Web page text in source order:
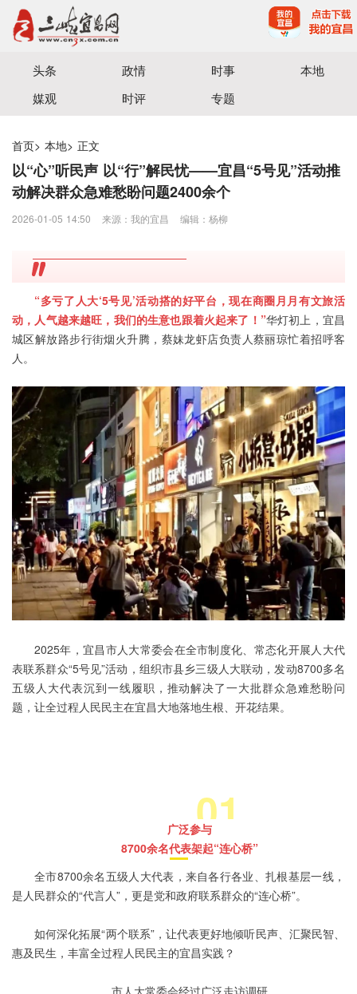
宜昌三峡融媒体中心主办
头条 政情 时事
本地
媒观
时评 专题
首页> 本地> 正文
以“心”听民声 以“行”解民忧——宜昌“5号见”活动推
动解决群众急难愁盼问题2400余个
2026-01-05 14:50 来源：我的宜昌 编辑：杨柳
“多亏了人大‘5号见’活动搭的好平台，现在商圈月月有文旅活
动，人气越来越旺，我们的生意也跟着火起来了！”华灯初上，宜昌
城区解放路步行街烟火升腾，蔡妹龙虾店负责人蔡丽琼忙着招呼客
人。
2025年，宜昌市人大常委会在全市制度化、常态化开展人大代
表联系群众“5号见”活动，组织市县乡三级人大联动，发动8700多名
五级人大代表沉到一线履职，推动解决了一大批群众急难愁盼问
题，让全过程人民民主在宜昌大地落地生根、开花结果。
01
广泛参与
8700余名代表架起“连心桥”
全市8700余名五级人大代表，来自各行各业、扎根基层一线，
是人民群众的“代言人”，更是党和政府联系群众的“连心桥”。
如何深化拓展“两个联系”，让代表更好地倾听民声、汇聚民智、
惠及民生，丰富全过程人民民主的宜昌实践？